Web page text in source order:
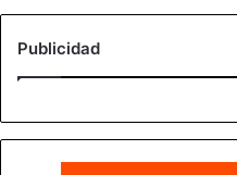
Publicidad